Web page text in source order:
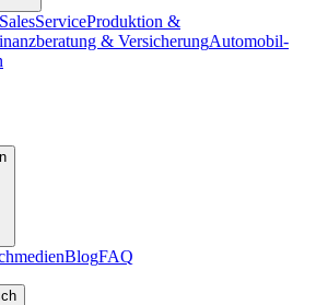
ServiceProduktion &
& VersicherungAutomobil-
BlogFAQ